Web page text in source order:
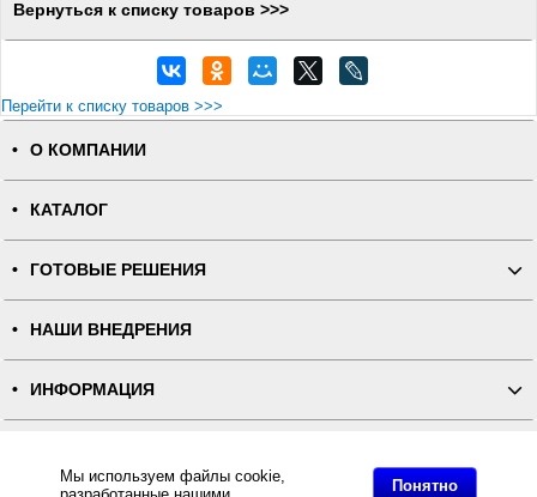
Понятно
Мы используем файлы cookie,
Вернуться к списку товаров >>>
Перейти к списку товаров >>>
О КОМПАНИИ
КАТАЛОГ
ГОТОВЫЕ РЕШЕНИЯ
НАШИ ВНЕДРЕНИЯ
ИНФОРМАЦИЯ